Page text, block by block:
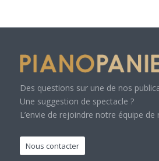
Des questions sur une de nos
Une suggestion de spectacle ?
L’envie de rejoindre notre équipe de
Nous contacter